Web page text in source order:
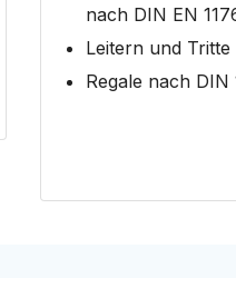
nach DIN EN
Leitern und Tritte
Regale nach DIN